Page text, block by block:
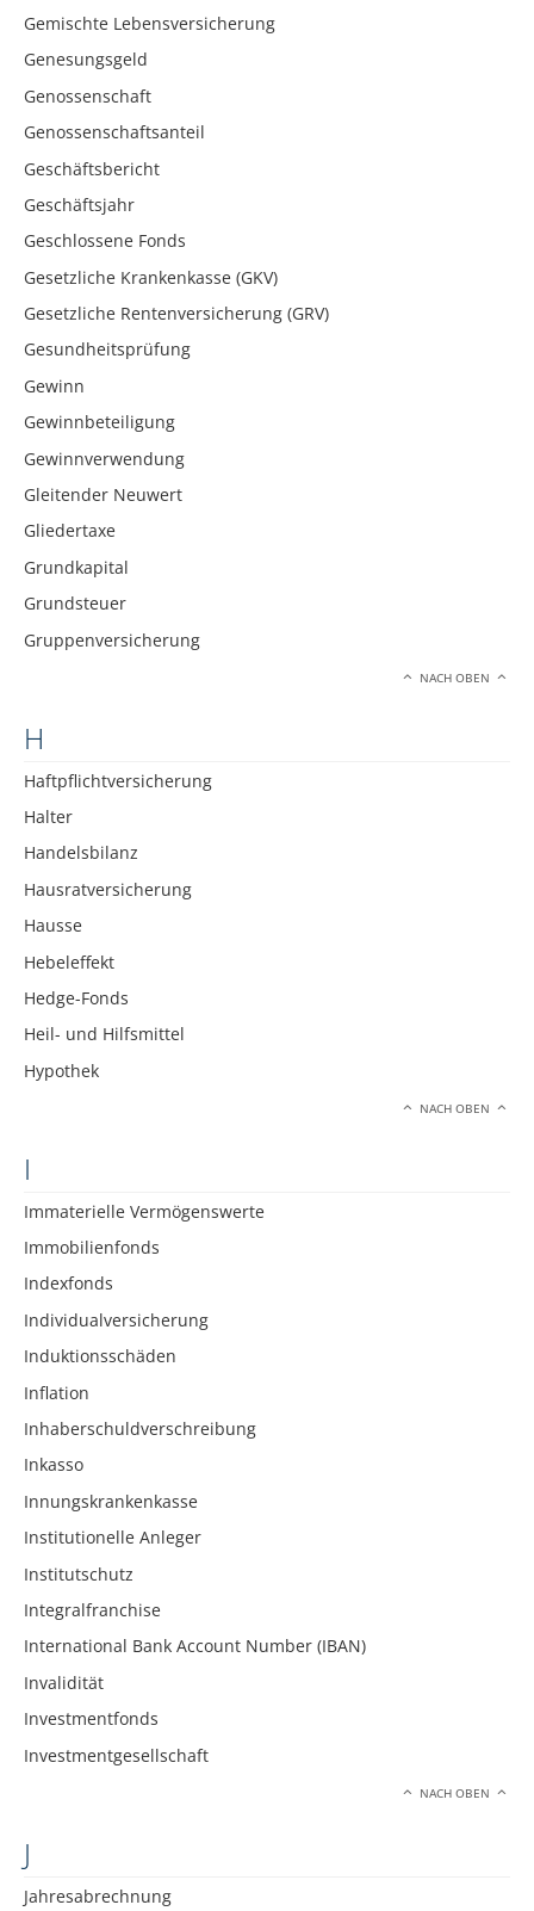
Gemischte Lebensversicherung
Genesungsgeld
Genossenschaft
Genossenschaftsanteil
Geschäftsbericht
Geschäftsjahr
Geschlossene Fonds
Gesetzliche Krankenkasse (GKV)
Gesetzliche Rentenversicherung (GRV)
Gesundheitsprüfung
Gewinn
Gewinnbeteiligung
Gewinnverwendung
Gleitender Neuwert
Gliedertaxe
Grundkapital
Grundsteuer
Gruppenversicherung
NACH OBEN
H
Haftpflichtversicherung
Halter
Handelsbilanz
Hausratversicherung
Hausse
Hebeleffekt
Hedge-Fonds
Heil- und Hilfsmittel
Hypothek
NACH OBEN
I
Immaterielle Vermögenswerte
Immobilienfonds
Indexfonds
Individualversicherung
Induktionsschäden
Inflation
Inhaberschuldverschreibung
Inkasso
Innungskrankenkasse
Institutionelle Anleger
Institutschutz
Integralfranchise
International Bank Account Number (IBAN)
Invalidität
Investmentfonds
Investmentgesellschaft
NACH OBEN
J
Jahresabrechnung